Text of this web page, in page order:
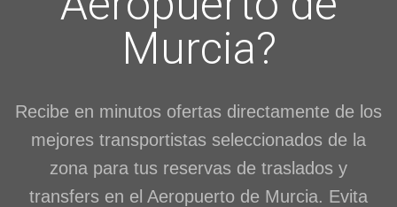
Murcia?
Recibe en minutos ofertas directamente de los
mejores transportistas seleccionados de la
zona para tus reservas de traslados y
transfers en el Aeropuerto de Murcia. Evita